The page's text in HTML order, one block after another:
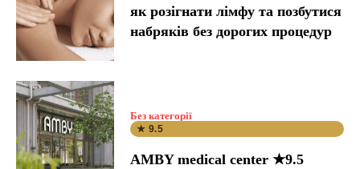
як розігнати лімфу та позбутися
набряків без дорогих процедур
Без категорії
★ 9.5
AMBY medical center ★9.5